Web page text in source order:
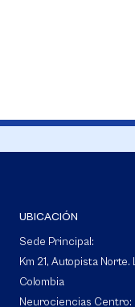
UBICACIÓN
Sede Principal:
Km 21, Autopista
Colombia
Neurociencias Centro: